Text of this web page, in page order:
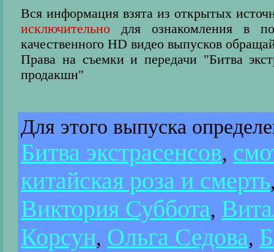
Вся информация взята из открытых
исключительно для ознакомления в
качественного HD видео выпусков
Права на съемки и передачи "Битва
продакшн"
Для этого выпуска
Битва экстрасенсов,
китайская роза и смерть
Виктория Суббота,
Корсун, Ольга Седова,